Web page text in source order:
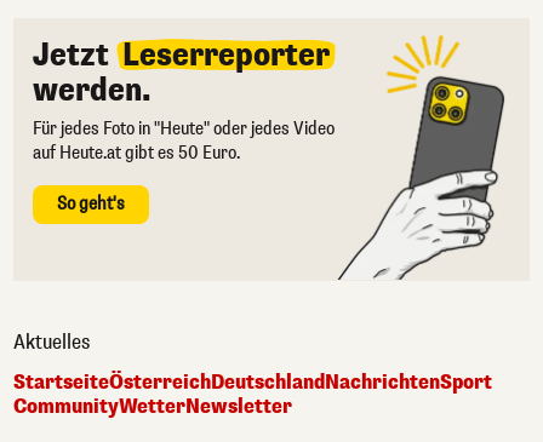
Jetzt Leserreporter
werden.
Für jedes Foto in "Heute" oder jedes Video
auf Heute.at gibt es 50 Euro.
So geht's
Aktuelles
StartseiteÖsterreichDeutschlandNachrichtenSport
CommunityWetterNewsletter